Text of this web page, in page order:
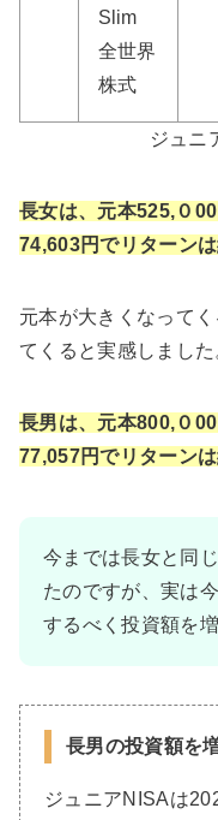
Slim
全世界
株式
ジュニ
長女は、元本525,０
74,603円でリターン
元本が大きくなって
てくると実感しました
長男は、元本800,０
77,057円でリターン
今までは長女と同
たのですが、実は
するべく投資額を
長男の投資額を
ジュニアNISAは